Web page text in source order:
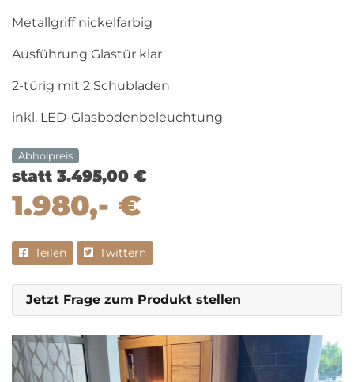
Metallgriff nickelfarbig
Ausführung Glastür klar
2-türig mit 2 Schubladen
inkl. LED-Glasbodenbeleuchtung
Abholpreis
statt 3.495,00 €
1.980,- €
Teilen Twittern
Jetzt Frage zum Produkt stellen